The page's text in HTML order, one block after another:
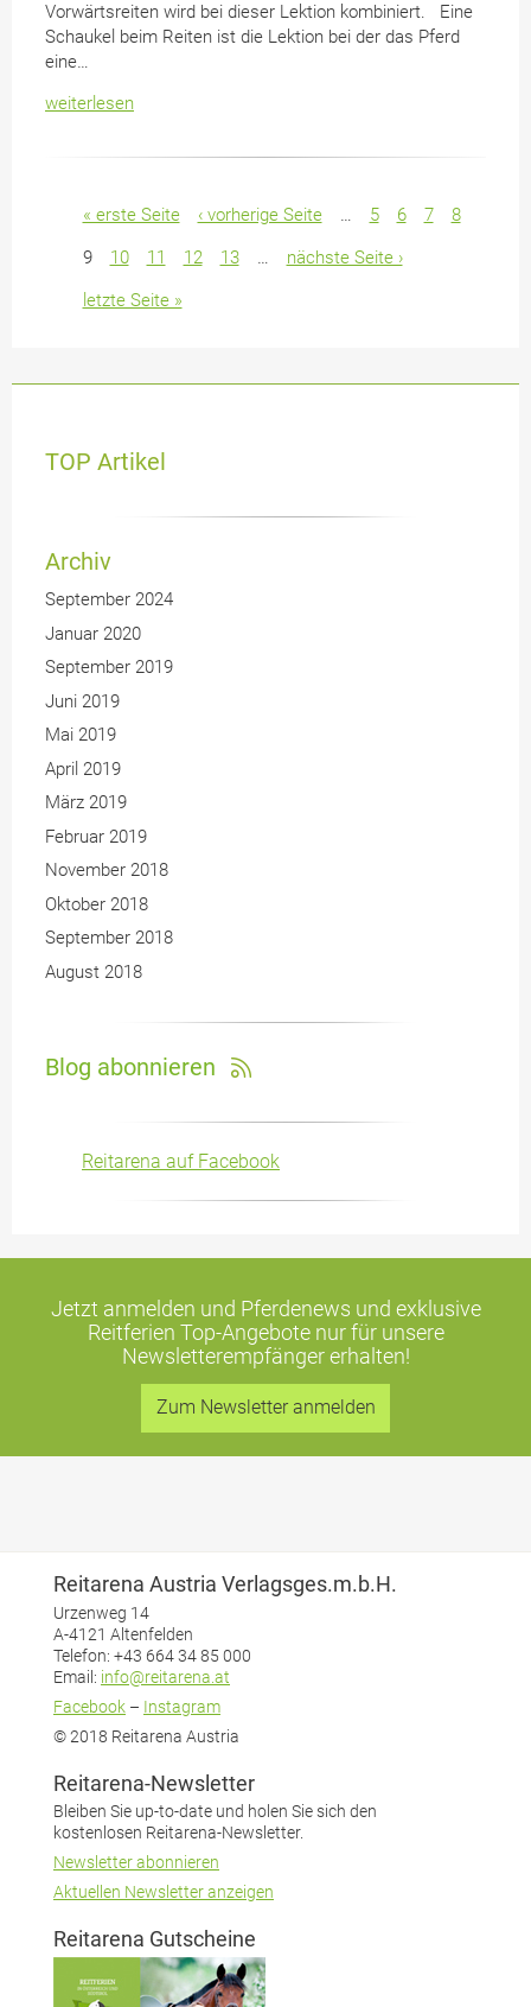
Vorwärtsreiten wird bei dieser Lektion kombiniert. Eine
Schaukel beim Reiten ist die Lektion bei der das Pferd
eine…
weiterlesen
Seiten« erste Seite ‹ vorherige Seite 5 6 7
8
9
10 11 12 13
nächste Seite ›
letzte Seite »
TOP Artikel
Archiv
September 2024
Januar 2020
September 2019
Juni 2019
Mai 2019
April 2019
März 2019
Februar 2019
November 2018
Oktober 2018
September 2018
August 2018
Blog abonnieren
Reitarena auf Facebook
Jetzt anmelden und Pferdenews und exklusive
Reitferien Top-Angebotenur für unsere
Newsletterempfänger erhalten!
Zum Newsletter anmelden
Reitarena Austria Verlagsges.m.b.H.
Urzenweg 14
A-4121 Altenfelden
Telefon: +43 664 34 85 000
Email: info@reitarena.at
Facebook – Instagram
© 2018 Reitarena Austria
Reitarena-Newsletter
Bleiben Sie up-to-date und holen Sie sich den
kostenlosen Reitarena-Newsletter.
Newsletter abonnieren
Aktuellen Newsletter anzeigen
Reitarena Gutscheine